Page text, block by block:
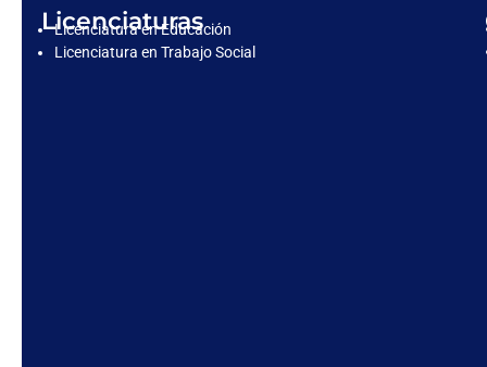
Licenciaturas
Licenciatura en Educación
Licenciatura en Trabajo Social